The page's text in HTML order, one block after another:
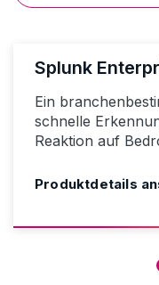
Splunk
Ein
schnelle
Reaktion auf
Produktdetails